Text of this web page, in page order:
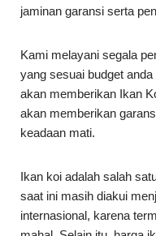
jaminan garansi serta
Kami melayani segala
yang sesuai budget
akan memberikan Ikan
akan memberikan
keadaan mati.
Ikan koi adalah salah
saat ini masih diakui
internasional, karena